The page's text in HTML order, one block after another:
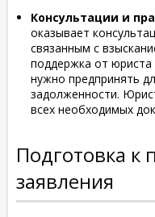
Консультации и
оказывает
связанным с
поддержка от юриста
нужно предпринять
задолженности.
всех необходимых
Подготовка к
заявления